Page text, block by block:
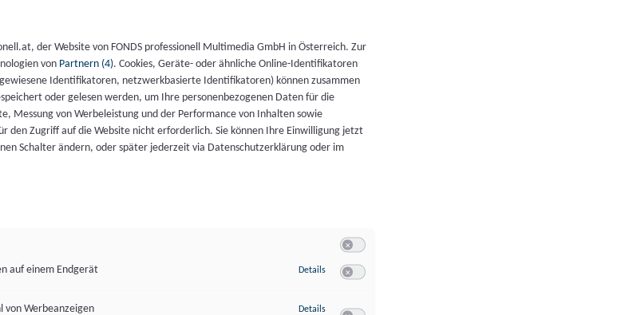
der Website von FONDS professionell Multimedia GmbH in Österreich. Zur
von Partnern (4). Cookies, Geräte- oder ähnliche Online-Identifikatoren
Identifikatoren, netzwerkbasierte Identifikatoren) können zusammen
oder gelesen werden, um Ihre personenbezogenen Daten für die
Messung von Werbeleistung und der Performance von Inhalten sowie
den Zugriff auf die Website nicht erforderlich. Sie können Ihre Einwilligung jetzt
Schalter ändern, oder später jederzeit via Datenschutzerklärung oder im
auf einem Endgerät
Details zu Speichern von oder Zugriff auf Informationen auf einem Endgerät
von Werbeanzeigen
Details zu Verwendung reduzierter Daten zur Auswahl von Werbeanzeigen